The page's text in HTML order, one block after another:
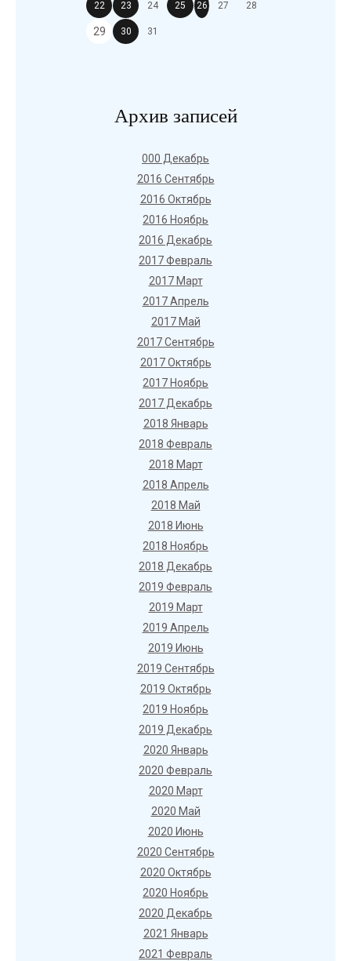
22 23 24 25 26 27 28
29 30 31
Архив записей
000 Декабрь
2016 Сентябрь
2016 Октябрь
2016 Ноябрь
2016 Декабрь
2017 Февраль
2017 Март
2017 Апрель
2017 Май
2017 Сентябрь
2017 Октябрь
2017 Ноябрь
2017 Декабрь
2018 Январь
2018 Февраль
2018 Март
2018 Апрель
2018 Май
2018 Июнь
2018 Ноябрь
2018 Декабрь
2019 Февраль
2019 Март
2019 Апрель
2019 Июнь
2019 Сентябрь
2019 Октябрь
2019 Ноябрь
2019 Декабрь
2020 Январь
2020 Февраль
2020 Март
2020 Май
2020 Июнь
2020 Сентябрь
2020 Октябрь
2020 Ноябрь
2020 Декабрь
2021 Январь
2021 Февраль